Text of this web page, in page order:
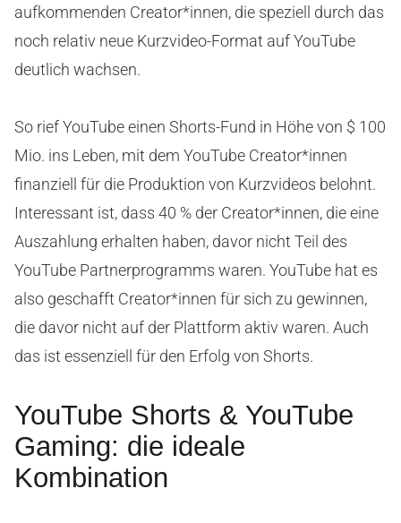
aufkommenden Creator*innen, die speziell durch das
noch relativ neue Kurzvideo-Format auf YouTube
deutlich wachsen.
So rief YouTube einen Shorts-Fund in Höhe von $ 100
Mio. ins Leben, mit dem YouTube Creator*innen
finanziell für die Produktion von Kurzvideos belohnt.
Interessant ist, dass 40 % der Creator*innen, die eine
Auszahlung erhalten haben, davor nicht Teil des
YouTube Partnerprogramms waren. YouTube hat es
also geschafft Creator*innen für sich zu gewinnen,
die davor nicht auf der Plattform aktiv waren. Auch
das ist essenziell für den Erfolg von Shorts.
YouTube Shorts & YouTube
Gaming: die ideale
Kombination